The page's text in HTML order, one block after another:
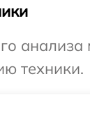
техники.